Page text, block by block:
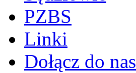
PZBS
Linki
Dołącz do nas